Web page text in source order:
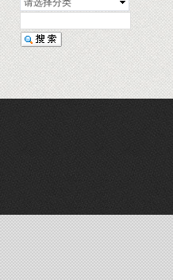
请选择分类